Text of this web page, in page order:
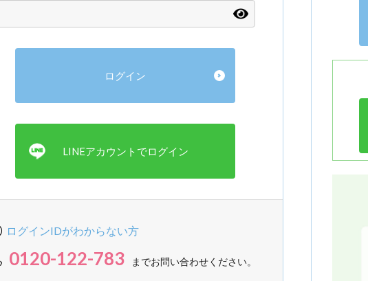
ログインIDがわからない方
0120-122-783 までお問い合わせください。